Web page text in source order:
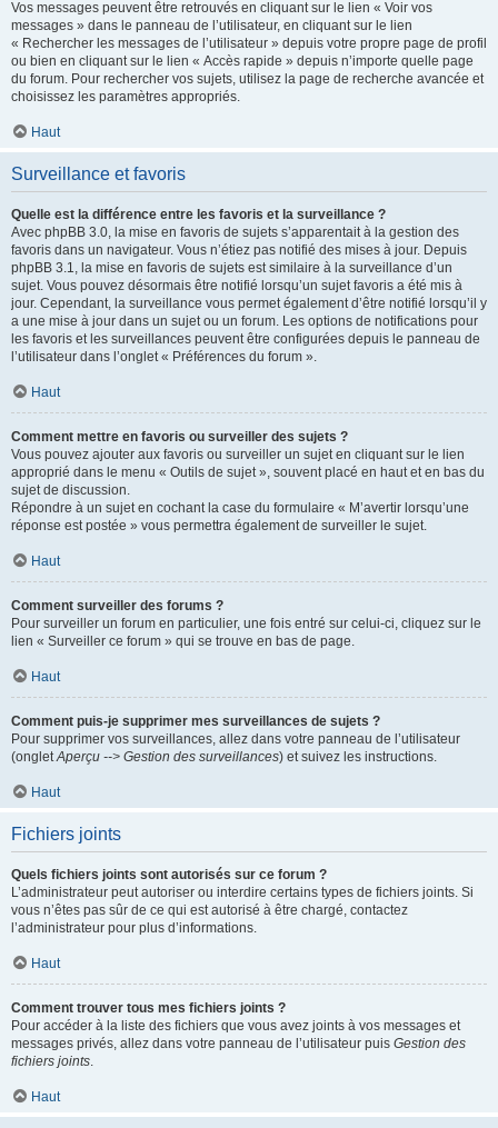
Vos messages peuvent être retrouvés en cliquant sur le lien « Voir vos
messages » dans le panneau de l’utilisateur, en cliquant sur le lien
« Rechercher les messages de l’utilisateur » depuis votre propre page de profil
ou bien en cliquant sur le lien « Accès rapide » depuis n’importe quelle page
du forum. Pour rechercher vos sujets, utilisez la page de recherche avancée et
choisissez les paramètres appropriés.
Haut
Surveillance et favoris
Quelle est la différence entre les favoris et la surveillance ?
Avec phpBB 3.0, la mise en favoris de sujets s’apparentait à la gestion des
favoris dans un navigateur. Vous n’étiez pas notifié des mises à jour. Depuis
phpBB 3.1, la mise en favoris de sujets est similaire à la surveillance d’un
sujet. Vous pouvez désormais être notifié lorsqu’un sujet favoris a été mis à
jour. Cependant, la surveillance vous permet également d’être notifié lorsqu’il y
a une mise à jour dans un sujet ou un forum. Les options de notifications pour
les favoris et les surveillances peuvent être configurées depuis le panneau de
l’utilisateur dans l’onglet « Préférences du forum ».
Haut
Comment mettre en favoris ou surveiller des sujets ?
Vous pouvez ajouter aux favoris ou surveiller un sujet en cliquant sur le lien
approprié dans le menu « Outils de sujet », souvent placé en haut et en bas du
sujet de discussion.
Répondre à un sujet en cochant la case du formulaire « M’avertir lorsqu’une
réponse est postée » vous permettra également de surveiller le sujet.
Haut
Comment surveiller des forums ?
Pour surveiller un forum en particulier, une fois entré sur celui-ci, cliquez sur le
lien « Surveiller ce forum » qui se trouve en bas de page.
Haut
Comment puis-je supprimer mes surveillances de sujets ?
Pour supprimer vos surveillances, allez dans votre panneau de l’utilisateur
(ongletAperçu --> Gestion des surveillances) et suivez les instructions.
Haut
Fichiers joints
Quels fichiers joints sont autorisés sur ce forum ?
L’administrateur peut autoriser ou interdire certains types de fichiers joints. Si
vous n’êtes pas sûr de ce qui est autorisé à être chargé, contactez
l’administrateur pour plus d’informations.
Haut
Comment trouver tous mes fichiers joints ?
Pour accéder à la liste des fichiers que vous avez joints à vos messages et
messages privés, allez dans votre panneau de l’utilisateur puis Gestion des
fichiers joints.
Haut